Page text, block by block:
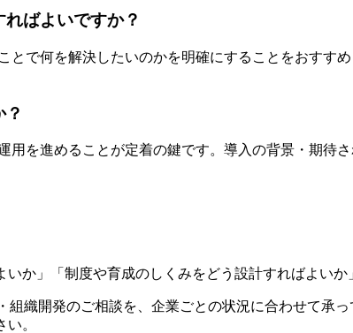
ばよいですか？
で何を解決したいのかを明確にすることをおすす
を進めることが定着の鍵です。導入の背景・期待
か」「制度や育成のしくみをどう設計すればよい
織開発のご相談を、企業ごとの状況に合わせて承
。